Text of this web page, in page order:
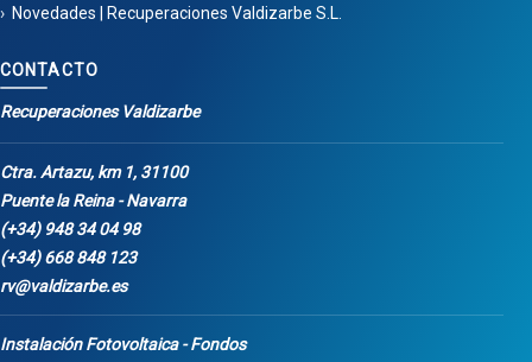
Novedades | Recuperaciones Valdizarbe S.L.
CONTACTO
Recuperaciones Valdizarbe
Ctra. Artazu, km 1, 31100
Puente la Reina - Navarra
(+34) 948 34 04 98
(+34) 668 848 123
rv@valdizarbe.es
Instalación Fotovoltaica - Fondos